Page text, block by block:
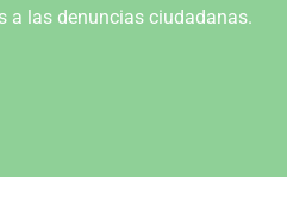
a las denuncias ciudadanas.